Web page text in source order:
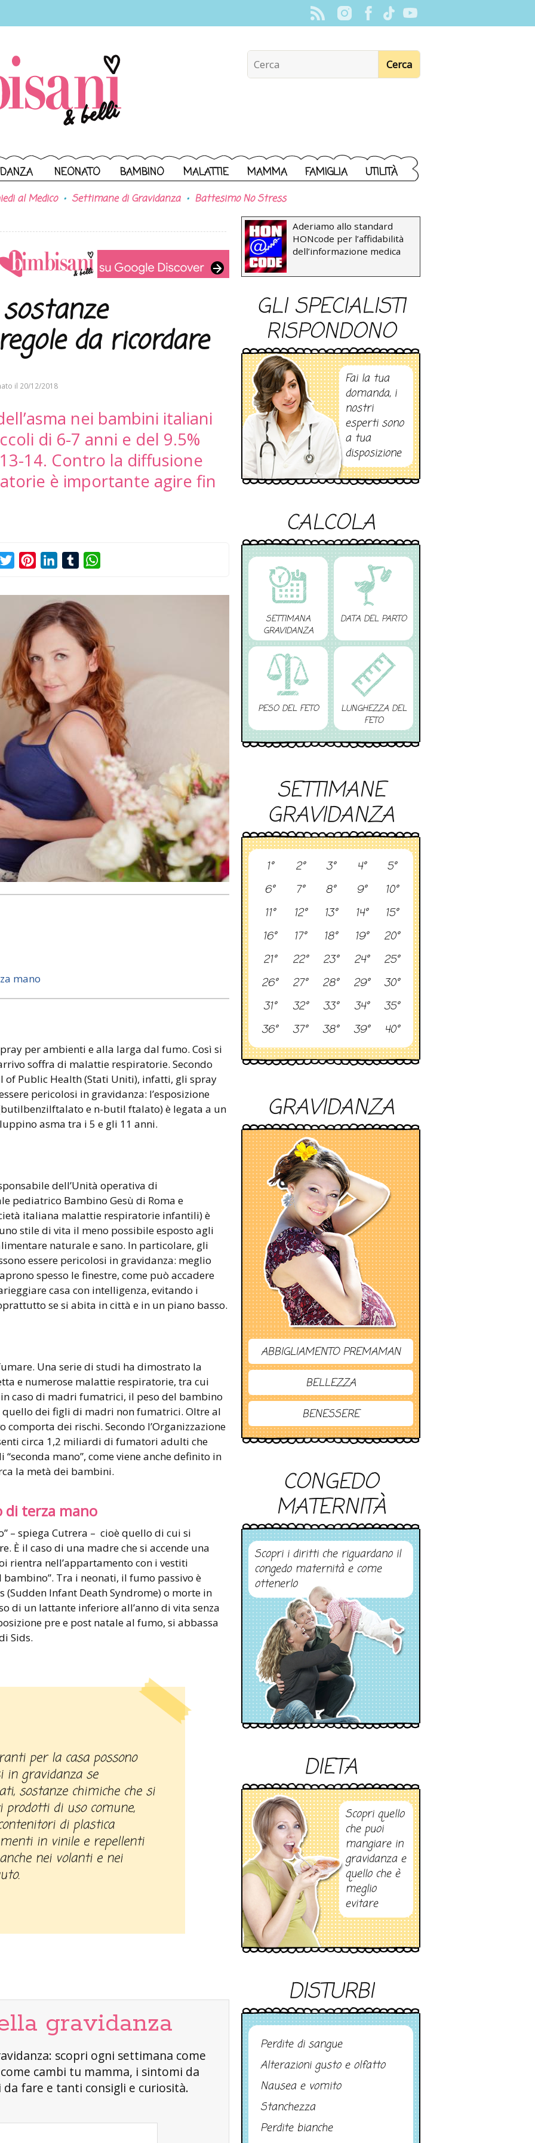
NEONATO BAMBINO MALATTIE MAMMA FAMIGLIA UTILITÀ
al Medico Settimane di Gravidanza Battesimo No Stress
da ricordare
il 20/12/2018
nei bambini italiani
di 6-7 anni e del 9.5%
14. Contro la diffusione
è importante agire fin
TwitterPinterestLinkedInTumblr
mano
per ambienti e alla larga dal fumo. Così si
soffra di malattie respiratorie. Secondo
Public Health (Stati Uniti), infatti, gli spray
pericolosi in gravidanza: l’esposizione
e n-butil ftalato) è legata a un
asma tra i 5 e gli 11 anni.
dell’Unità operativa di
pediatrico Bambino Gesù di Roma e
italiana malattie respiratorie infantili) è
stile di vita il meno possibile esposto agli
naturale e sano. In particolare, gli
essere pericolosi in gravidanza: meglio
spesso le finestre, come può accadere
casa con intelligenza, evitando i
se si abita in città e in un piano basso.
Una serie di studi ha dimostrato la
e numerose malattie respiratorie, tra cui
caso di madri fumatrici, il peso del bambino
dei figli di madri non fumatrici. Oltre al
dei rischi. Secondo l’Organizzazione
circa 1,2 miliardi di fumatori adulti che
mano”, come viene anche definito in
la metà dei bambini.
di terza mano
– spiega Cutrera – cioè quello di cui si
È il caso di una madre che si accende una
rientra nell’appartamento con i vestiti
Tra i neonati, il fumo passivo è
(Sudden Infant Death Syndrome) o morte in
di un lattante inferiore all’anno di vita senza
pre e post natale al fumo, si abbassa
Sids.
in gravidanza se
sostanze chimiche che si
di uso comune,
di plastica
in vinile e repellenti
nei volanti e nei
gravidanza
scopri ogni settimana come
cambi tu mamma, i sintomi da
da fare e tanti consigli e curiosità.
Aderiamo allo standard
HONcode per l’affidabilità
dell’informazione medica
GLI SPECIALISTI
RISPONDONO
Fai la tua
domanda, i
nostri
esperti sono
a tua
disposizione
CALCOLA
SETTIMANA
GRAVIDANZA
DATA DEL PARTO
PESO DEL FETO
LUNGHEZZA DEL
FETO
SETTIMANE
GRAVIDANZA
1° 2° 3° 4°
5°
6°
7° 8° 9°
10°
11°
12° 13° 14°
15°
16°
17° 18° 19°
20°
21°
22° 23° 24°
25°
26°
27° 28° 29°
30°
31°
32° 33° 34°
35°
36°
37° 38° 39° 40°
GRAVIDANZA
ABBIGLIAMENTO PREMAMAN
BELLEZZA
BENESSERE
CONGEDO
MATERNITÀ
Scopri i diritti che riguardano il
congedo maternità e come
ottenerlo
DIETA
Scopri quello
che puoi
mangiare in
gravidanza e
quello che è
meglio
evitare
DISTURBI
Perdite di sangue
Alterazioni gusto e olfatto
Nausea e vomito
Stanchezza
Perdite bianche